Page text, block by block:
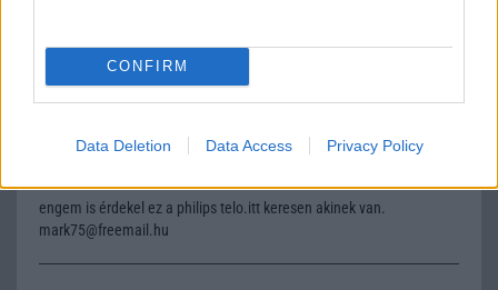
CONFIRM
Data Deletion Data Access Privacy Policy
evaszeli@citromail.hu. -ra.
engem is érdekel ez a philips telo.itt keresen akinek van.
mark75@freemail.hu